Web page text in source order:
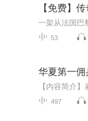
【免费】
53
华夏第一佣
497